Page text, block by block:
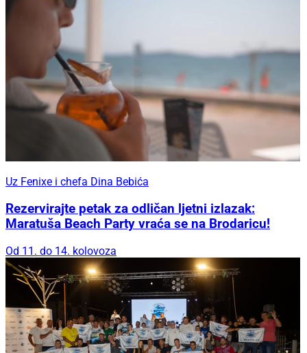
Uz Fenixe i chefa Dina Bebića
Rezervirajte petak za odličan ljetni izlazak:
Maratuša Beach Party vraća se na Brodaricu!
Od 11. do 14. kolovoza